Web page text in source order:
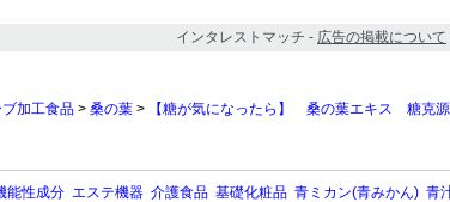
インタレストマッチ - 広告の掲載について
加工食品 > 桑の葉 > 【糖が気になったら】 桑の葉エキス 糖克源
能性成分 エステ機器 介護食品 基礎化粧品 青ミカン(青みかん) 青